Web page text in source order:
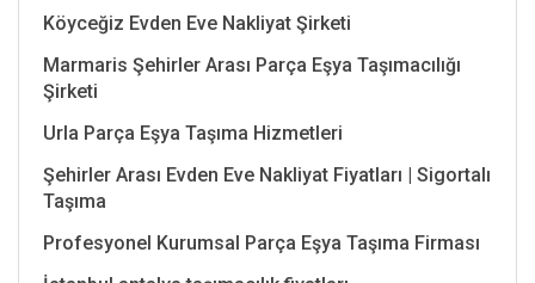
Köyceğiz Evden Eve Nakliyat Şirketi
Marmaris Şehirler Arası Parça Eşya Taşımacılığı
Şirketi
Urla Parça Eşya Taşıma Hizmetleri
Şehirler Arası Evden Eve Nakliyat Fiyatları | Sigortalı
Taşıma
Profesyonel Kurumsal Parça Eşya Taşıma Firması